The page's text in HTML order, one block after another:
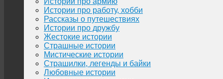
Истории про работу, хобби
Рассказы о путешествиях
Истории про дружбу
Жестокие истории
Страшные истории
Мистические истории
Страшилки, легенды и байки
Любовные истории